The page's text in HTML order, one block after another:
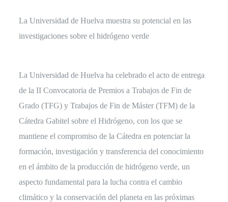
La Universidad de Huelva muestra su potencial en las
investigaciones sobre el hidrógeno verde
La Universidad de Huelva ha celebrado el acto de entrega
de la II Convocatoria de Premios a Trabajos de Fin de
Grado (TFG) y Trabajos de Fin de Máster (TFM) de la
Cátedra Gabitel sobre el Hidrógeno, con los que se
mantiene el compromiso de la Cátedra en potenciar la
formación, investigación y transferencia del conocimiento
en el ámbito de la producción de hidrógeno verde, un
aspecto fundamental para la lucha contra el cambio
climático y la conservación del planeta en las próximas